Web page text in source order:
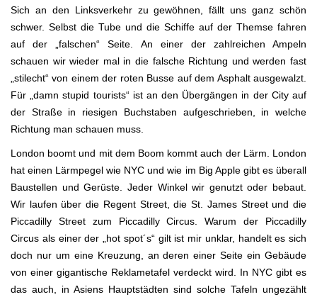
Sich an den Linksverkehr zu gewöhnen, fällt uns ganz schön
schwer. Selbst die Tube und die Schiffe auf der Themse fahren
auf der „falschen“ Seite. An einer der zahlreichen Ampeln
schauen wir wieder mal in die falsche Richtung und werden fast
„stilecht“ von einem der roten Busse auf dem Asphalt ausgewalzt.
Für „damn stupid tourists“ ist an den Übergängen in der City auf
der Straße in riesigen Buchstaben aufgeschrieben, in welche
Richtung man schauen muss.
London boomt und mit dem Boom kommt auch der Lärm. London
hat einen Lärmpegel wie NYC und wie im Big Apple gibt es überall
Baustellen und Gerüste. Jeder Winkel wir genutzt oder bebaut.
Wir laufen über die Regent Street, die St. James Street und die
Piccadilly Street zum Piccadilly Circus. Warum der Piccadilly
Circus als einer der „hot spot´s“ gilt ist mir unklar, handelt es sich
doch nur um eine Kreuzung, an deren einer Seite ein Gebäude
von einer gigantische Reklametafel verdeckt wird. In NYC gibt es
das auch, in Asiens Hauptstädten sind solche Tafeln ungezählt